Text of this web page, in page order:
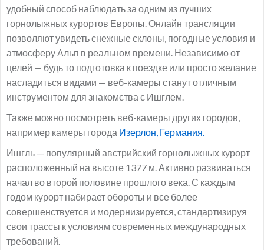
удобный способ наблюдать за одним из лучших
горнолыжных курортов Европы. Онлайн трансляции
позволяют увидеть снежные склоны, погодные условия и
атмосферу Альп в реальном времени. Независимо от
целей — будь то подготовка к поездке или просто желание
насладиться видами — веб-камеры станут отличным
инструментом для знакомства с Ишглем.
Также можно посмотреть веб-камеры других городов,
например камеры города Изерлон, Германия.
Ишгль — популярный австрийский горнолыжных курорт
расположенный на высоте 1377 м. Активно развиваться
начал во второй половине прошлого века. С каждым
годом курорт набирает обороты и все более
совершенствуется и модернизируется, стандартизируя
свои трассы к условиям современных международных
требований.